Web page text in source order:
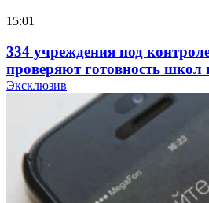
15:01
334 учреждения под
проверяют готовность школ
учебному году
Покушение на убийство в
напала на незнакомую
12:39
Эксклюзив